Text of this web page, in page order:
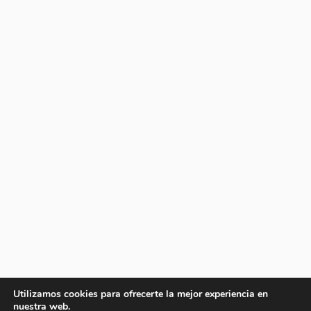
Utilizamos cookies para ofrecerte la mejor experiencia en
nuestra web.